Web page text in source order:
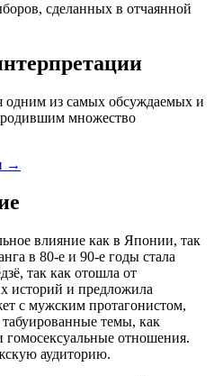
сделанных в отчаянной
одним из самых обсуждаемых и
множество
→
влияние как в Японии, так
в 80-е и 90-е годы стала
так как отошла от
историй и предложила
с мужским протагонистом,
табуированные темы, как
отношения.
аудиторию.